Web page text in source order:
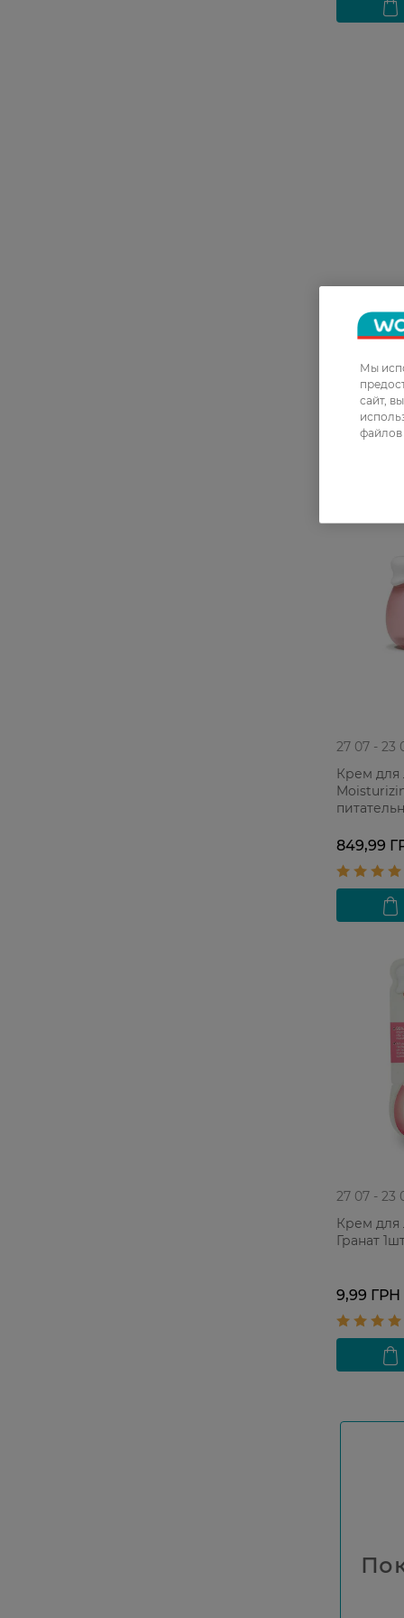
Snail
499,99
27 07 - 23
Крем для
кожи
849,99
27 07 - 23
Крем для
Гранат
9,99 ГРН
Мы
сайт,
файлов